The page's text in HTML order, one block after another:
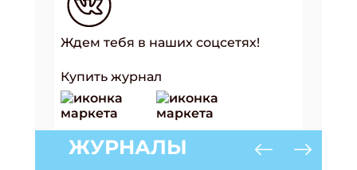
Ждем тебя в наших соцсетях!
Купить журнал
ЖУРНАЛЫ